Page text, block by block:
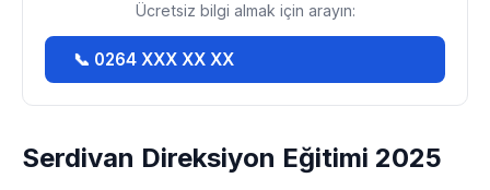
Serdivan Direksiyon Eğitimi 2025
Ücretsiz bilgi almak için arayın:
📞 0264 XXX XX XX